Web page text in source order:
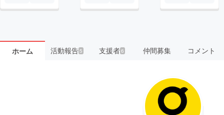
ホーム 活動報告5 支援者6 仲間募集 コメント